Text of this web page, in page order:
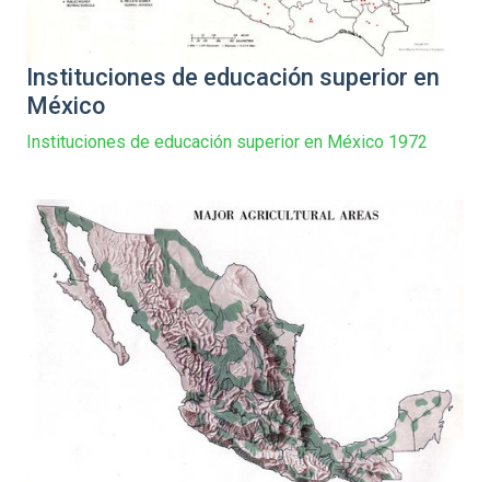
Instituciones de educación superior en
México
Instituciones de educación superior en México 1972